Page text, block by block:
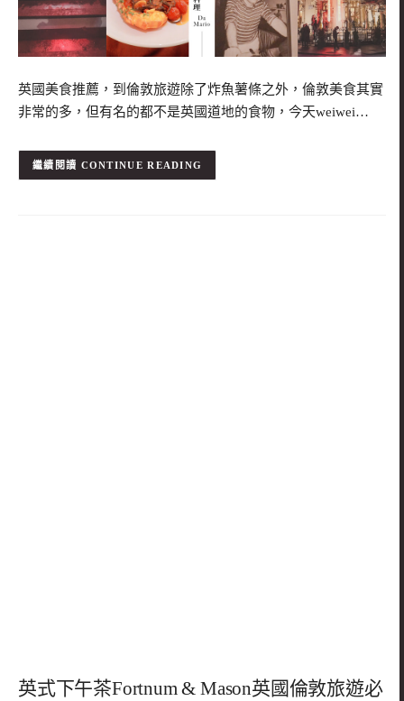
英國美食推薦，到倫敦旅遊除了炸魚薯條之外，倫敦美食其實
非常的多，但有名的都不是英國道地的食物，今天weiwei…
CONTINUE READING
英式下午茶Fortnum & Mason英國倫敦旅遊必